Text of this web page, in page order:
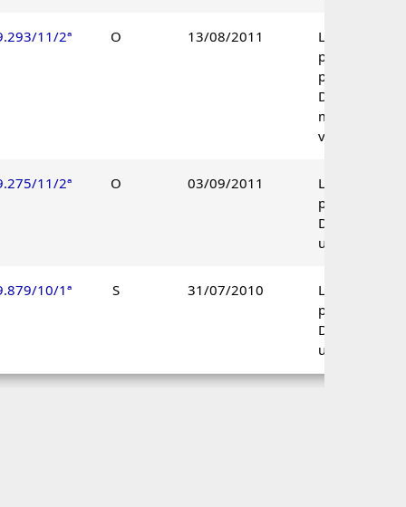
11/2ª O 13/08/2011
Lançamento
parcialmente
procedente.
Decisão por
maioria de
votos.
11/2ª O 03/09/2011
Lançamento
procedente.
Decisão
unânime.
10/1ª S 31/07/2010
Lançamento
procedente.
Decisão
unânime.